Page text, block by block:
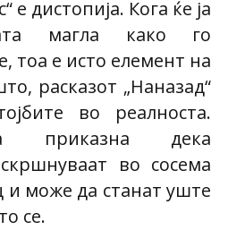
е дистопија. Кога ќе ја
магла како го
тоа е исто елемент на
расказот „Наназад“
во реалноста.
приказна дека
во сосема
може да станат уште
се.